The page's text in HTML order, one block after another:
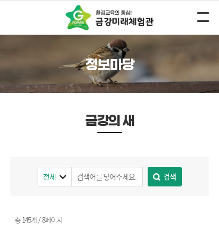
정보마당
금강의 새
총 145개 / 8페이지